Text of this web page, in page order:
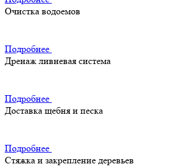
Очистка водоемов
Подробнее
Дренаж ливневая система
Подробнее
Доставка щебня и песка
Подробнее
Стяжка и закрепление деревьев